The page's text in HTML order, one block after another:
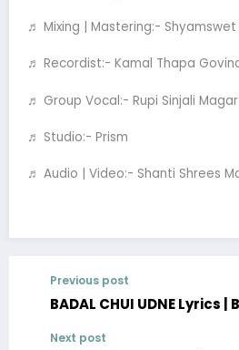
♬ Mixing | Mastering:- Shyamswet
♬ Recordist:- Kamal Thapa
♬ Group Vocal:- Rupi Sinjali
♬ Studio:- Prism
♬ Audio | Video:- Shanti Shrees
Previous post
BADAL CHUI UDNE Lyrics |
Next post